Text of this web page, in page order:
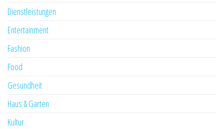
Dienstleistungen
Entertainment
Fashion
Food
Gesundheit
Haus & Garten
Kultur